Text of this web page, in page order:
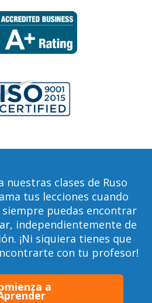
nuestras clases de Ruso
tus lecciones cuando
siempre puedas encontrar
independientemente de
¡Ni siquiera tienes que
con tu profesor!
a